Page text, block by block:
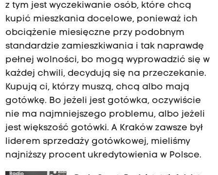
z tym jest wyczekiwanie osób, które chcą
kupić mieszkania docelowe, ponieważ ich
obciążenie miesięczne przy podobnym
standardzie zamieszkiwania i tak naprawdę
pełnej wolności, bo mogą wyprowadzić się w
każdej chwili, decydują się na przeczekanie.
Kupują ci, którzy muszą, chcą albo mają
gotówkę. Bo jeżeli jest gotówka, oczywiście
nie ma najmniejszego problemu, albo jeżeli
jest większość gotówki. A Kraków zawsze był
liderem sprzedaży gotówkowej, mieliśmy
najniższy procent ukredytowienia w Polsce.